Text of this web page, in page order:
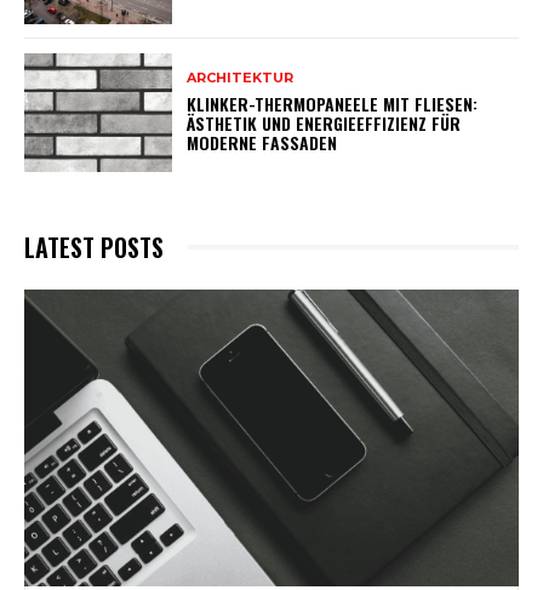
ARCHITEKTUR
KLINKER-THERMOPANEELE MIT FLIESEN:
ÄSTHETIK UND ENERGIEEFFIZIENZ FÜR
MODERNE FASSADEN
LATEST POSTS